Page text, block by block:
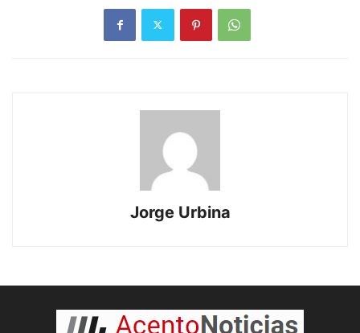
Jorge Urbina